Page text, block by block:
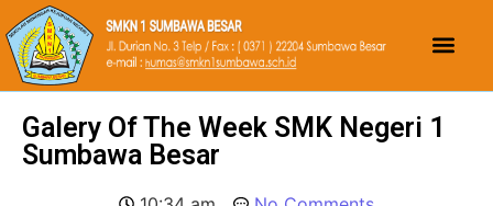
Galery Of The Week SMK Negeri 1
Sumbawa Besar